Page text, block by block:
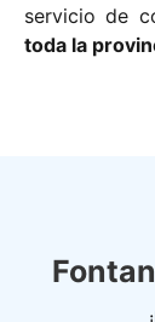
servicio de
toda la